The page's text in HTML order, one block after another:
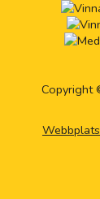
Copyright